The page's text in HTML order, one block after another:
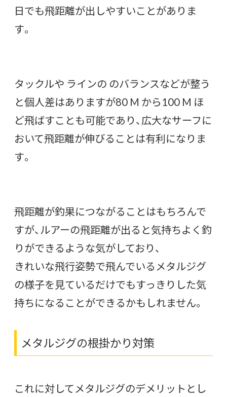
日でも飛距離が出しやすいことがありま
す。
タックルや ラインの のバランスなどが整う
と個人差はありますが80 M から100 M ほ
ど飛ばすことも可能であり、広大なサーフに
おいて飛距離が伸びることは有利になりま
す。
飛距離が釣果につながることはもちろんで
すが、ルアーの飛距離が出ると気持ちよく釣
りができるような気がしており、
きれいな飛行姿勢で飛んでいるメタルジグ
の様子を見ているだけでもすっきりした気
持ちになることができるかもしれません。
メタルジグの根掛かり対策
これに対してメタルジグのデメリットとし